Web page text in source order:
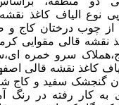
نوع الیاف کاغذ نقشه
چوب درختان کاج و
نقشه قالی مقوایی
سرو خمره
کاغذ نقشه قالی
گنجشک سفید و کاج
به کار رفته در رنگ